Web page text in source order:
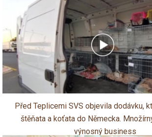
Před Teplicemi SVS objevila dodávku,
štěňata a koťata do Německa.
výnosný business